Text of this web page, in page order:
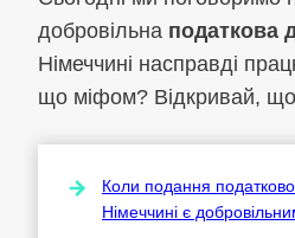
добровільна податкова
Німеччині насправді
що міфом? Відкривай,
Коли подання
Німеччині є